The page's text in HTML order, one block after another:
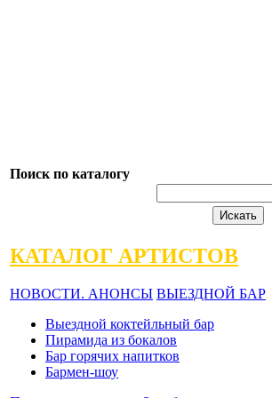
Поиск по каталогу
КАТАЛОГ АРТИСТОВ
НОВОСТИ. АНОНСЫ ВЫЕЗДНОЙ БАР
Выездной коктейльный бар
Пирамида из бокалов
Бар горячих напитков
Бармен-шоу